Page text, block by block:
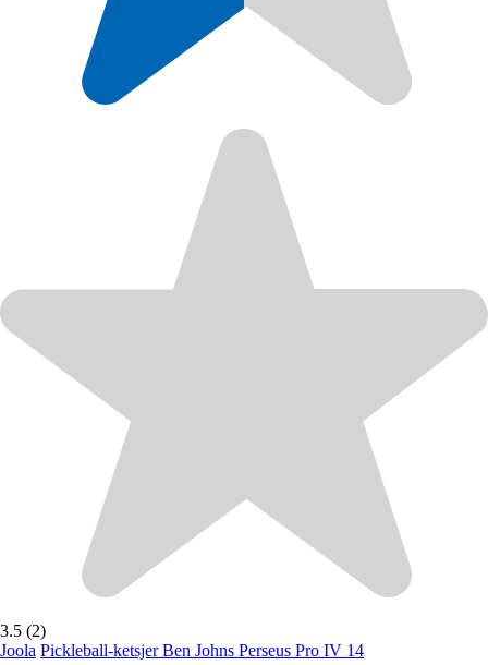
3.5 (2)
Joola Pickleball-ketsjer Ben Johns Perseus Pro IV 14